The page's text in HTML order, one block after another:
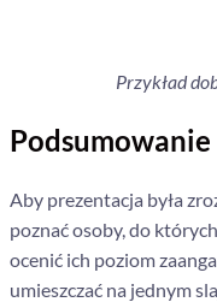
Przykład
Podsumowanie
Aby prezentacja była
poznać osoby, do
ocenić ich poziom
umieszczać na jednym